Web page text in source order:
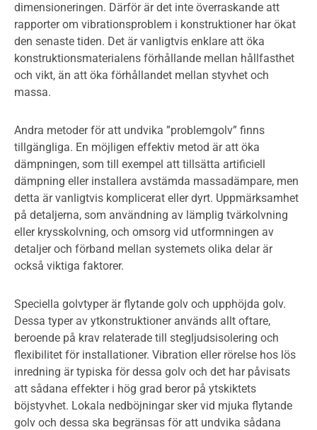
dimensioneringen. Därför är det inte överraskande att
rapporter om vibrationsproblem i konstruktioner har ökat
den senaste tiden. Det är vanligtvis enklare att öka
konstruktionsmaterialens förhållande mellan hållfasthet
och vikt, än att öka förhållandet mellan styvhet och
massa.
Andra metoder för att undvika ”problemgolv” finns
tillgängliga. En möjligen effektiv metod är att öka
dämpningen, som till exempel att tillsätta artificiell
dämpning eller installera avstämda massadämpare, men
detta är vanligtvis komplicerat eller dyrt. Uppmärksamhet
på detaljerna, som användning av lämplig tvärkolvning
eller krysskolvning, och omsorg vid utformningen av
detaljer och förband mellan systemets olika delar är
också viktiga faktorer.
Speciella golvtyper är flytande golv och upphöjda golv.
Dessa typer av ytkonstruktioner används allt oftare,
beroende på krav relaterade till stegljudsisolering och
flexibilitet för installationer. Vibration eller rörelse hos lös
inredning är typiska för dessa golv och det har påvisats
att sådana effekter i hög grad beror på ytskiktets
böjstyvhet. Lokala nedböjningar sker vid mjuka flytande
golv och dessa ska begränsas för att undvika sådana